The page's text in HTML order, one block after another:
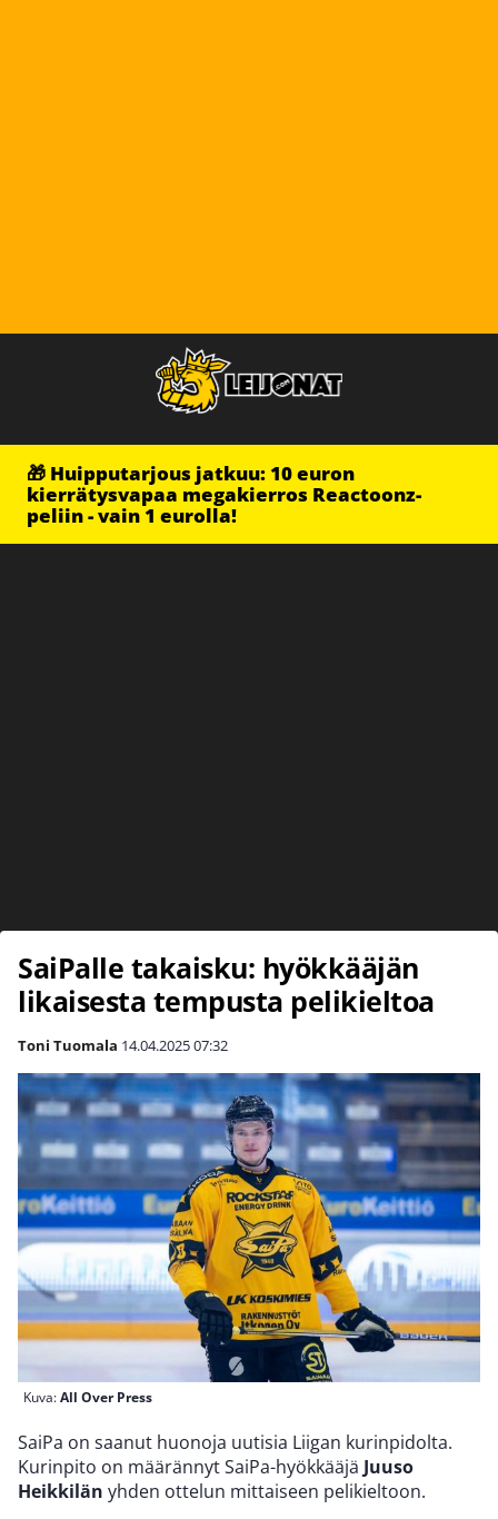
🎁 Huipputarjous jatkuu: 10 euron
kierrätysvapaa megakierros Reactoonz-
peliin - vain 1 eurolla!
SaiPalle takaisku: hyökkääjän
likaisesta tempusta pelikieltoa
Toni Tuomala 14.04.202507:32
Kuva:All Over Press
SaiPa on saanut huonoja uutisia Liigan kurinpidolta.
Kurinpito on määrännyt SaiPa-hyökkääjä Juuso
Heikkilän yhden ottelun mittaiseen pelikieltoon.